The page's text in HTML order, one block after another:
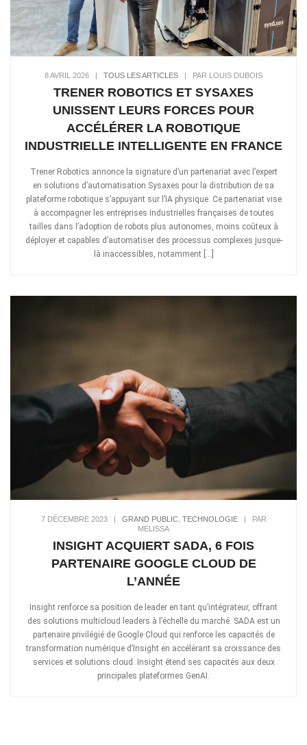
8 AVRIL 2026 TOUS LES ARTICLES PAR LOUIS DUBOIS
TRENER ROBOTICS ET SYSAXES
UNISSENT LEURS FORCES POUR
ACCÉLÉRER LA ROBOTIQUE
INDUSTRIELLE INTELLIGENTE EN FRANCE
Trener Robotics annonce la signature d’un partenariat avec l’expert
en solutions d’automatisation Sysaxes pour la distribution de sa
plateforme robotique s’appuyant sur l’IA physique. Ce partenariat vise
à accompagner les entreprises industrielles françaises de toutes
tailles dans l’adoption de robots plus autonomes, moins coûteux à
déployer et capables d’automatiser des processus complexes jusque-
là inaccessibles, notamment […]
7 DÉCEMBRE 2023| GRAND PUBLIC, TECHNOLOGIE|
PAR
MELISSA
INSIGHT ACQUIERT SADA, 6 FOIS
PARTENAIRE GOOGLE CLOUD DE
L’ANNÉE
Insight renforce sa position de leader en tant qu’intégrateur, offrant
des solutions multicloud leaders à l’échelle du marché. SADA est un
partenaire privilégié de Google Cloud qui renforce les capacités de
transformation numérique d’Insight en accélérant sa croissance des
services et solutions cloud. Insight étend ses capacités aux deux
principales plateformes GenAI.